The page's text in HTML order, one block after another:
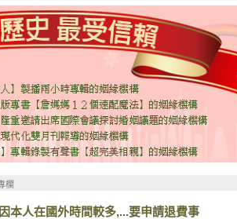
欄
本人在國外時間較多,...要申請退費事